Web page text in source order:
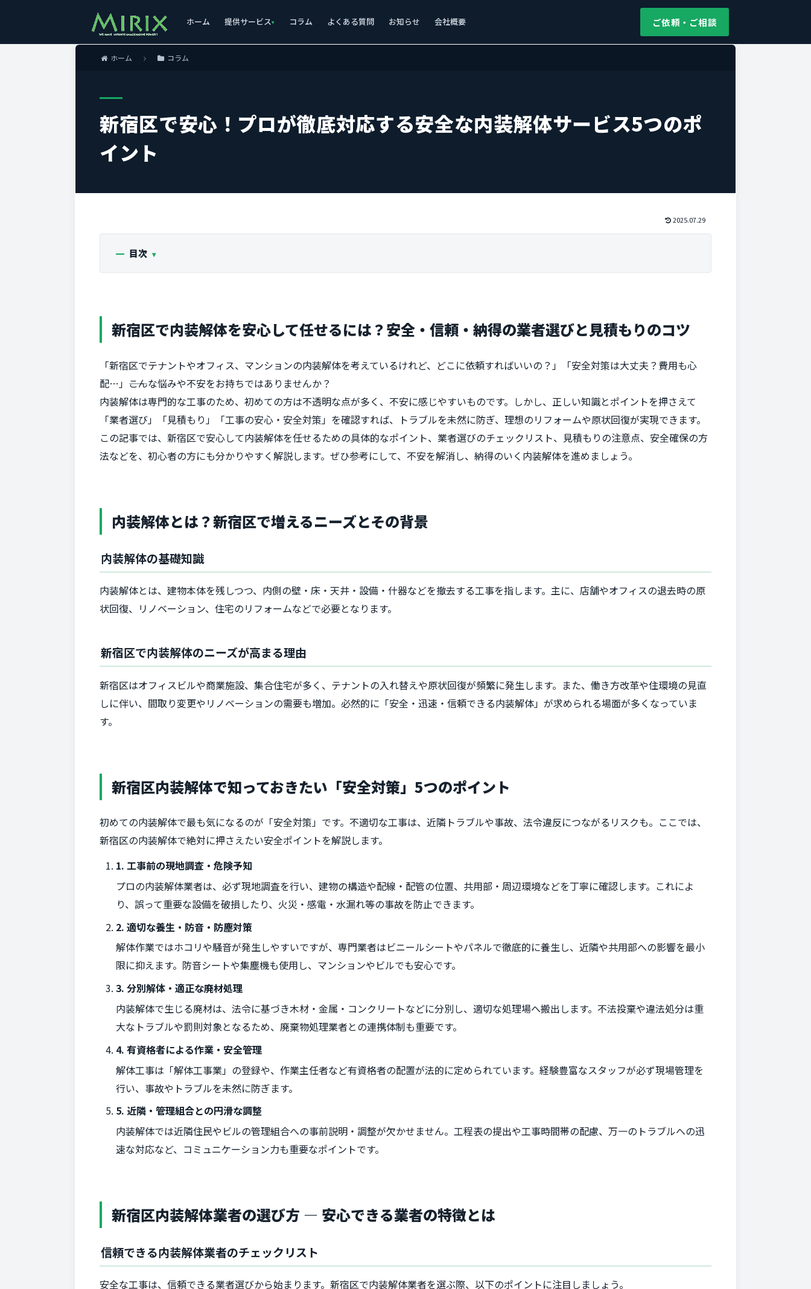
ご依頼・ご相談
ホーム 提供サービス コラム よくある質問 お知らせ 会社概要
ホーム コラム
新宿区で安心！プロが徹底対応する安全な内装解体サービス5つのポ
イント
2025.07.29
目次
新宿区で内装解体を安心して任せるには？安全・信頼・納得の業者選びと見積もりのコツ
「新宿区でテナントやオフィス、マンションの内装解体を考えているけれど、どこに依頼すればいいの？」「安全対策は大丈夫？費用も心
配…」――こんな悩みや不安をお持ちではありませんか？
内装解体は専門的な工事のため、初めての方は不透明な点が多く、不安に感じやすいものです。しかし、正しい知識とポイントを押さえて
「業者選び」「見積もり」「工事の安心・安全対策」を確認すれば、トラブルを未然に防ぎ、理想のリフォームや原状回復が実現できます。
この記事では、新宿区で安心して内装解体を任せるための具体的なポイント、業者選びのチェックリスト、見積もりの注意点、安全確保の方
法などを、初心者の方にも分かりやすく解説します。ぜひ参考にして、不安を解消し、納得のいく内装解体を進めましょう。
内装解体とは？新宿区で増えるニーズとその背景
内装解体の基礎知識
内装解体とは、建物本体を残しつつ、内側の壁・床・天井・設備・什器などを撤去する工事を指します。主に、店舗やオフィスの退去時の原
状回復、リノベーション、住宅のリフォームなどで必要となります。
新宿区で内装解体のニーズが高まる理由
新宿区はオフィスビルや商業施設、集合住宅が多く、テナントの入れ替えや原状回復が頻繁に発生します。また、働き方改革や住環境の見直
しに伴い、間取り変更やリノベーションの需要も増加。必然的に「安全・迅速・信頼できる内装解体」が求められる場面が多くなっていま
す。
新宿区内装解体で知っておきたい「安全対策」5つのポイント
初めての内装解体で最も気になるのが「安全対策」です。不適切な工事は、近隣トラブルや事故、法令違反につながるリスクも。ここでは、
新宿区の内装解体で絶対に押さえたい安全ポイントを解説します。
1. 工事前の現地調査・危険予知
プロの内装解体業者は、必ず現地調査を行い、建物の構造や配線・配管の位置、共用部・周辺環境などを丁寧に確認します。これによ
り、誤って重要な設備を破損したり、火災・感電・水漏れ等の事故を防止できます。
2. 適切な養生・防音・防塵対策
解体作業ではホコリや騒音が発生しやすいですが、専門業者はビニールシートやパネルで徹底的に養生し、近隣や共用部への影響を最小
限に抑えます。防音シートや集塵機も使用し、マンションやビルでも安心です。
3. 分別解体・適正な廃材処理
内装解体で生じる廃材は、法令に基づき木材・金属・コンクリートなどに分別し、適切な処理場へ搬出します。不法投棄や違法処分は重
大なトラブルや罰則対象となるため、廃棄物処理業者との連携体制も重要です。
4. 有資格者による作業・安全管理
解体工事は「解体工事業」の登録や、作業主任者など有資格者の配置が法的に定められています。経験豊富なスタッフが必ず現場管理を
行い、事故やトラブルを未然に防ぎます。
5. 近隣・管理組合との円滑な調整
内装解体では近隣住民やビルの管理組合への事前説明・調整が欠かせません。工程表の提出や工事時間帯の配慮、万一のトラブルへの迅
速な対応など、コミュニケーション力も重要なポイントです。
新宿区内装解体業者の選び方 ― 安心できる業者の特徴とは
信頼できる内装解体業者のチェックリスト
安全な工事は、信頼できる業者選びから始まります。新宿区で内装解体業者を選ぶ際、以下のポイントに注目しましょう。